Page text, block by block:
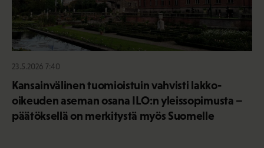
23.5.2026 7:40
Kansainvälinen tuomioistuin vahvisti lakko-
oikeuden aseman osana ILO:n yleissopimusta –
päätöksellä on merkitystä myös Suomelle